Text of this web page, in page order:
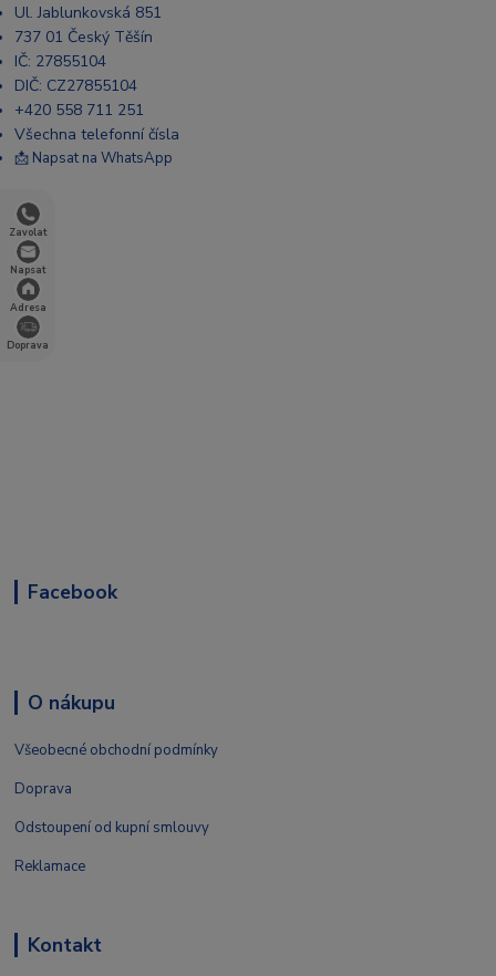
Zavolat
Napsat
Adresa
Doprava
Ul. Jablunkovská 851
737 01 Český Těšín
IČ: 27855104
DIČ: CZ27855104
+420 558 711 251
Všechna telefonní čísla
📩 Napsat na WhatsApp
Facebook
O nákupu
Všeobecné obchodní podmínky
Doprava
Odstoupení od kupní smlouvy
Reklamace
Kontakt